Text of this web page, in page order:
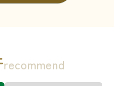
recommend